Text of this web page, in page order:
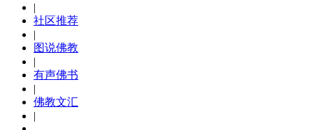
|
社区推荐
|
图说佛教
|
有声佛书
|
佛教文汇
|